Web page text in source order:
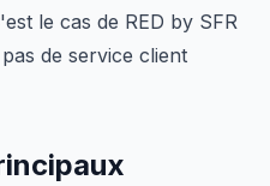
le cas de RED by SFR
de service client